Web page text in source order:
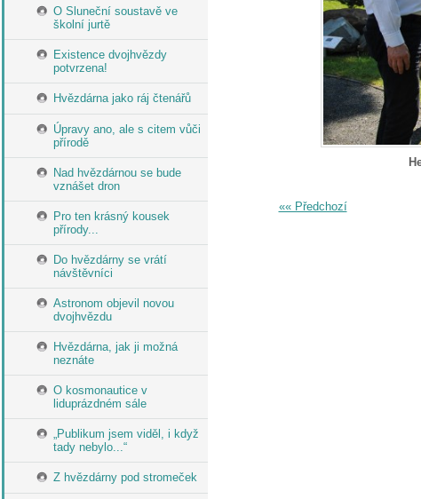
O Sluneční soustavě ve
školní jurtě
Existence dvojhvězdy
potvrzena!
Hvězdárna jako ráj čtenářů
Úpravy ano, ale s citem vůči
přírodě
Nad hvězdárnou se bude
vznášet dron
Pro ten krásný kousek
přírody...
Do hvězdárny se vrátí
návštěvníci
Astronom objevil novou
dvojhvězdu
Hvězdárna, jak ji možná
neznáte
O kosmonautice v
liduprázdném sále
„Publikum jsem viděl, i když
tady nebylo...“
Z hvězdárny pod stromeček
«« Předchozí